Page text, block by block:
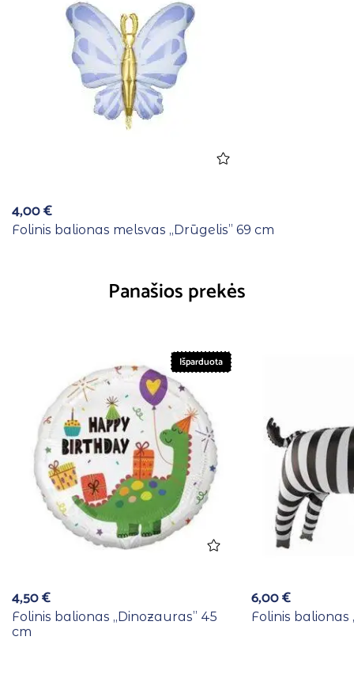
4,00€
Folinis balionas melsvas ,,Drūgelis” 69 cm
Panašios prekės
Išparduota
4,50€
Folinis balionas ,,Dinozauras” 45
cm
6,00€
Folinis balionas